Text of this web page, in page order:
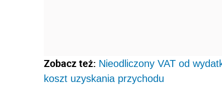
Zobacz też: Nieodliczony VAT od
koszt uzyskania przychodu